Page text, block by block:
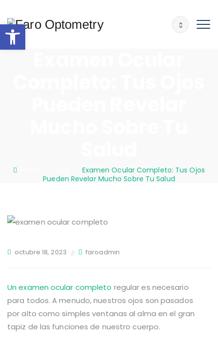
Examen Ocular Completo: Tus Ojos
Pueden Revelar Mucho Sobre Tu Salud
octubre 18, 2023 faroadmin
Un examen ocular completo regular es necesario
para todos. A menudo, nuestros ojos son pasados
por alto como simples ventanas al alma en el gran
tapiz de las funciones de nuestro cuerpo.
Abrir barra de herramientas